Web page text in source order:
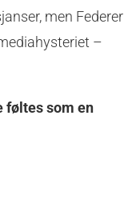
men Federer
–
føltes som en